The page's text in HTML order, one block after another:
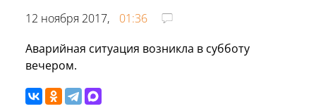
12 ноября 2017,
01:36
Аварийная ситуация возникла в субботу
вечером.